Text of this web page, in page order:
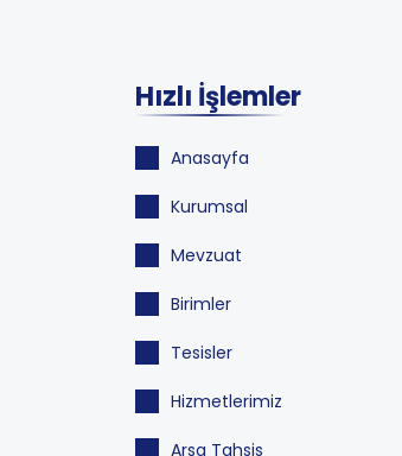
Hızlı İşlemler
Anasayfa
Kurumsal
Mevzuat
Birimler
Tesisler
Hizmetlerimiz
Arsa Tahsis